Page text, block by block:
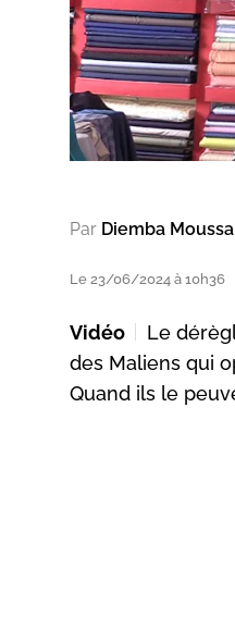
Par Diemba
Le 23/06/2024 à 10h36
Vidéo
Le
des Maliens qui
Quand ils le